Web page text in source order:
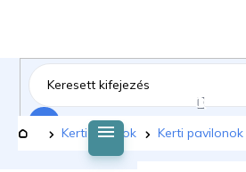
tartalomhoz
Kezdőlap
Kerti bútorok Kerti pavilonok